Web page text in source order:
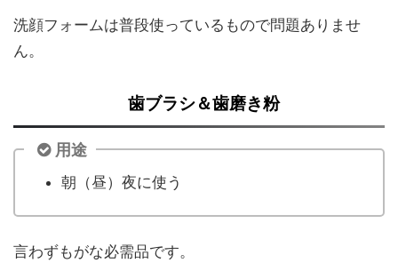
洗顔フォームは普段使っているもので問題ありませ
ん。
歯ブラシ＆歯磨き粉
用途
朝（昼）夜に使う
言わずもがな必需品です。